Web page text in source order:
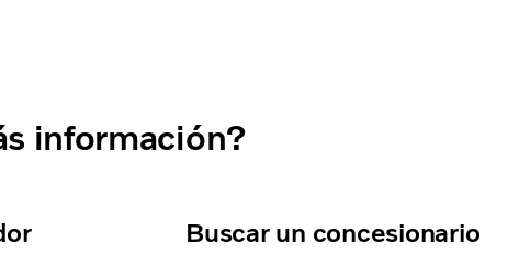
información?
Buscar un concesionario